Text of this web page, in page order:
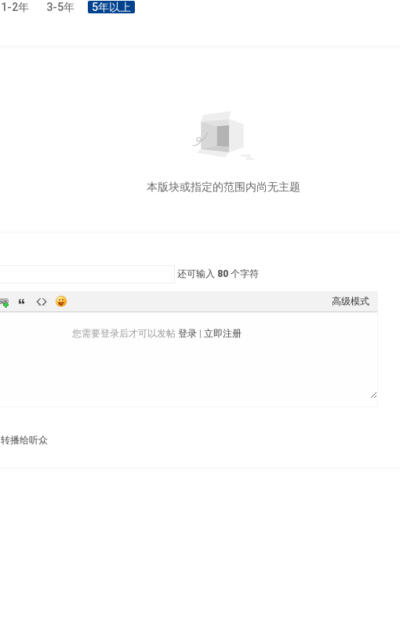
1-2年 3-5年 5年以上
本版块或指定的范围内尚无主题
还可输入 80 个字符
高级模式
您需要登录后才可以发帖 登录| 立即注册
转播给听众